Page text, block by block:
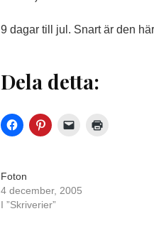
9 dagar till jul. Snart är den
Dela detta:
Foton
4 december, 2005
I ”Skriverier”